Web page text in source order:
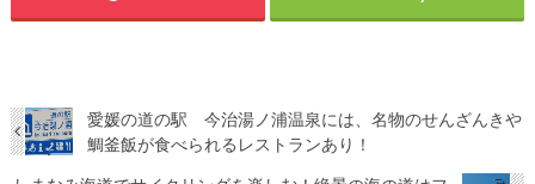
愛媛の道の駅 今治湯ノ浦温泉には、名物のせんざんきや
鯛釜飯が食べられるレストランあり！